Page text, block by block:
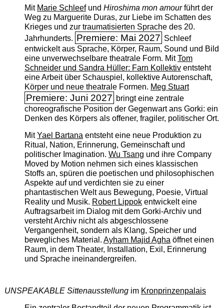
Mit Marie Schleefund Hiroshima mon amourführt der
Weg zu Marguerite Duras, zur Liebe im Schatten des
Krieges und zur traumatisierten Sprache des 20.
Jahrhunderts. Premiere: Mai 2027 Schleef
entwickelt aus Sprache, Körper, Raum, Sound und Bild
eine unverwechselbare theatrale Form. MitTom
Schneider und Sandra Hüller: Farn Kollektiventsteht
eine Arbeit über Schauspiel, kollektive Autorenschaft,
Körper und neue theatrale Formen. Meg Stuart
Premiere: Juni 2027 bringt eine zentrale
choreografische Position der Gegenwart ans Gorki: ein
Denken des Körpers als offener, fragiler, politischer Ort.
MitYael Bartanaentsteht eine neue Produktion zu
Ritual, Nation, Erinnerung, Gemeinschaft und
politischer Imagination. Wu Tsang und ihre Company
Moved by Motion nehmen sich eines klassischen
Stoffs an, spüren die poetischen und philosophischen
Aspekte auf und verdichten sie zu einer
phantastischen Welt aus Bewegung, Poesie, Virtual
Reality und Musik. Robert Lippokentwickelt eine
Auftragsarbeit im Dialog mit dem Gorki-Archiv und
versteht Archiv nicht als abgeschlossene
Vergangenheit, sondern als Klang, Speicher und
bewegliches Material. Ayham Majid Aghaöffnet einen
Raum, in dem Theater, Installation, Exil, Erinnerung
und Sprache ineinandergreifen.
UNSPEAKABLE Sittenausstellungim Kronprinzenpalais